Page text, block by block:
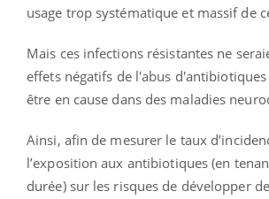
usage trop systématique et massif de
Mais ces infections résistantes ne
effets négatifs de l'abus
être en cause dans des maladies
Ainsi, afin de mesurer le taux
l’exposition aux antibiotiques (en
durée) sur les risques de développer